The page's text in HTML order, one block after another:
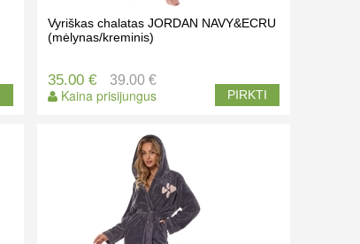
Vyriškas chalatas JORDAN NAVY&ECRU
(mėlynas/kreminis)
35.00 €
Kaina prisijungus
39.00 €
PIRKTI